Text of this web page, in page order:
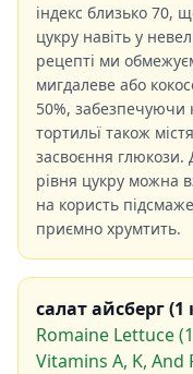
індекс близько 70,
цукру навіть у
рецепті ми
мигдалеве або
50%, забезпечуючи
тортильї також
засвоєння глюкози.
рівня цукру можна
на користь
приємно хрумтить.
салат айсберг (1
Romaine Lettuce
Vitamins A, K,